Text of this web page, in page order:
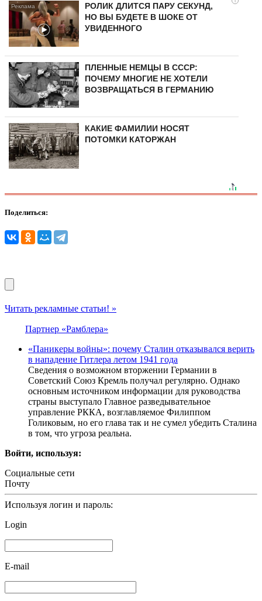
РОЛИК ДЛИТСЯ ПАРУ СЕКУНД,
НО ВЫ БУДЕТЕ В ШОКЕ ОТ
УВИДЕННОГО
ПЛЕННЫЕ НЕМЦЫ В СССР:
ПОЧЕМУ МНОГИЕ НЕ ХОТЕЛИ
ВОЗВРАЩАТЬСЯ В ГЕРМАНИЮ
КАКИЕ ФАМИЛИИ НОСЯТ
ПОТОМКИ КАТОРЖАН
Поделиться:
Читать рекламные статьи! »
Партнер «Рамблера»
«Паникеры войны»: почему Сталин отказывался верить
в нападение Гитлера летом 1941 года
Сведения о возможном вторжении Германии в
Советский Союз Кремль получал регулярно. Однако
основным источником информации для руководства
страны выступало Главное разведывательное
управление РККА, возглавляемое Филиппом
Голиковым, но его глава так и не сумел убедить Сталина
в том, что угроза реальна.
Войти, используя:
Социальные сети
Почту
Используя логин и пароль:
Login
E-mail